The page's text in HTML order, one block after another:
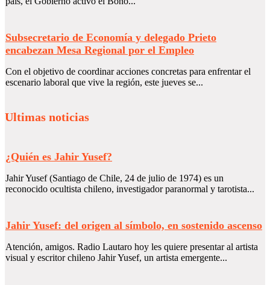
Subsecretario de Economía y delegado Prieto
encabezan Mesa Regional por el Empleo
Con el objetivo de coordinar acciones concretas para enfrentar el
escenario laboral que vive la región, este jueves se...
Ultimas noticias
¿Quién es Jahir Yusef?
Jahir Yusef (Santiago de Chile, 24 de julio de 1974) es un
reconocido ocultista chileno, investigador paranormal y tarotista...
Jahir Yusef: del origen al símbolo, en sostenido ascenso
Atención, amigos. Radio Lautaro hoy les quiere presentar al artista
visual y escritor chileno Jahir Yusef, un artista emergente...